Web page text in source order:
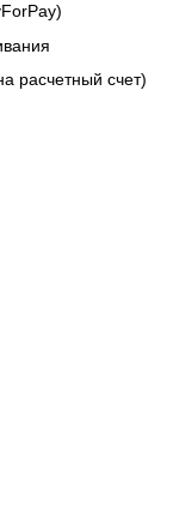
расчетный счет)